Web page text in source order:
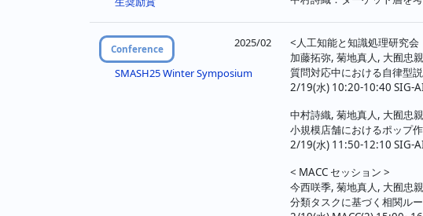
ー
ジ
送
り
Conference 2025/02
SMASH25 Winter Symposium
<人工知能と知識処理研究会
加藤拓弥, 菊地真人, 大囿忠
質問対応中における自律型
2/19(水) 10:20-10:40 SIG-
中村詩織, 菊地真人, 大囿忠
小規模店舗におけるポップ
2/19(水) 11:50-12:10 SIG-
< MACC セッション >
今西咲季, 菊地真人, 大囿忠
分類タスクに基づく相関ル